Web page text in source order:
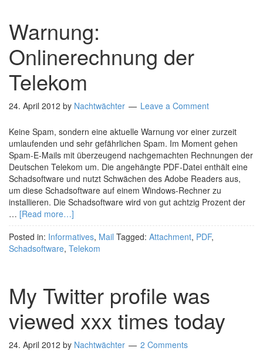
Warnung:
Onlinerechnung der
Telekom
24. April 2012 by Nachtwächter Leave a Comment
Keine Spam, sondern eine aktuelle Warnung vor einer zurzeit
umlaufenden und sehr gefährlichen Spam. Im Moment gehen
Spam-E-Mails mit überzeugend nachgemachten Rechnungen der
Deutschen Telekom um. Die angehängte PDF-Datei enthält eine
Schadsoftware und nutzt Schwächen des Adobe Readers aus,
um diese Schadsoftware auf einem Windows-Rechner zu
installieren. Die Schadsoftware wird von gut achtzig Prozent der
… [Read more…]
Posted in: Informatives, Mail Tagged: Attachment, PDF,
Schadsoftware, Telekom
My Twitter profile was
viewed xxx times today
24. April 2012 by Nachtwächter 2 Comments